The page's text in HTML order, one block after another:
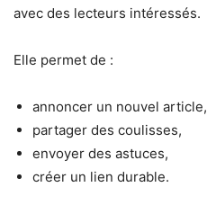
avec des lecteurs intéressés.
Elle permet de :
annoncer un nouvel article,
partager des coulisses,
envoyer des astuces,
créer un lien durable.